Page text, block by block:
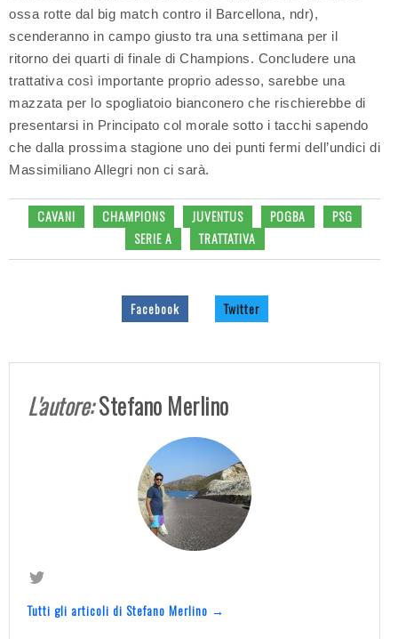
ossa rotte dal big match contro il Barcellona, ndr),
scenderanno in campo giusto tra una settimana per il
ritorno dei quarti di finale di Champions. Concludere una
trattativa così importante proprio adesso, sarebbe una
mazzata per lo spogliatoio bianconero che rischierebbe di
presentarsi in Principato col morale sotto i tacchi sapendo
che dalla prossima stagione uno dei punti fermi dell’undici di
Massimiliano Allegri non ci sarà.
CAVANI CHAMPIONS JUVENTUS POGBA
PSG
SERIE A
TRATTATIVA
Facebook Twitter
L'autore:Stefano Merlino
Tutti gli articoli di Stefano Merlino →